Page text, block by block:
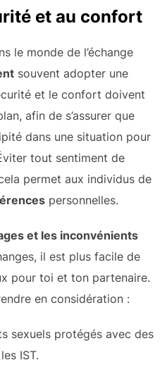
et au confort
le monde de l’échange
souvent adopter une
et le confort doivent
afin de s’assurer que
dans une situation pour
tout sentiment de
permet aux individus de
personnelles.
et les inconvénients
il est plus facile de
pour toi et ton partenaire.
en considération :
sexuels protégés avec des
IST.